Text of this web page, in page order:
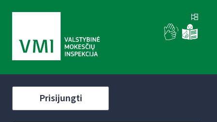
Prisijungti